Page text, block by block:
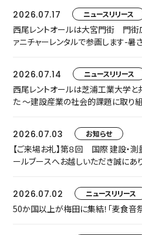
2026.07.17 ニュースリリース
西尾レントオールは大宮門街 門街
ァニチャーレンタルで参画します-暑
2026.07.14
ニュースリリース
西尾レントオールは芝浦工業大学
た ～建設産業の社会的課題に取り
2026.07.03 お知らせ
【ご来場お礼】第８回 国際 建設・測
ールブースへお越しいただき誠にあ
2026.07.02 ニュースリリース
50か国以上が梅田に集結！「麦食音